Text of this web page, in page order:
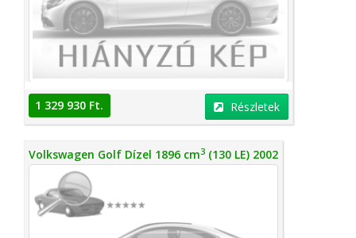
1 329 930 Ft. Részletek
Volkswagen Golf Dízel 1896 cm3 (130 LE) 2002